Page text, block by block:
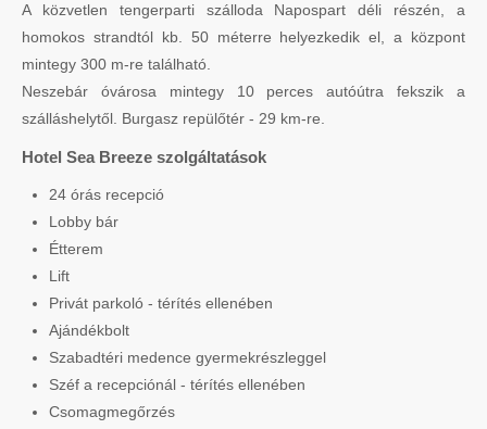
A közvetlen tengerparti szálloda Napospart déli részén, a
homokos strandtól kb. 50 méterre helyezkedik el, a központ
mintegy 300 m-re található.
Neszebár óvárosa mintegy 10 perces autóútra fekszik a
szálláshelytől. Burgasz repülőtér - 29 km-re.
Hotel Sea Breeze szolgáltatások
24 órás recepció
Lobby bár
Étterem
Lift
Privát parkoló - térítés ellenében
Ajándékbolt
Szabadtéri medence gyermekrészleggel
Széf a recepciónál - térítés ellenében
Csomagmegőrzés